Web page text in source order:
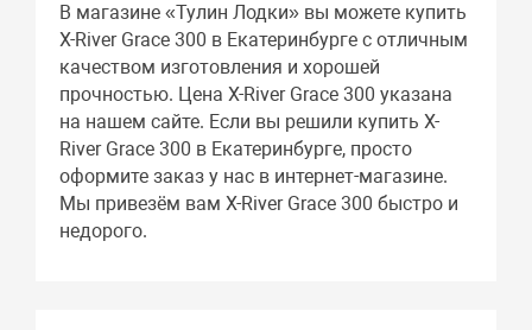
В магазине «Тулин Лодки» вы можете купить
X-River Grace 300 в Екатеринбурге с отличным
качеством изготовления и хорошей
прочностью. Цена X-River Grace 300 указана
на нашем сайте. Если вы решили купить X-
River Grace 300 в Екатеринбурге, просто
оформите заказ у нас в интернет-магазине.
Мы привезём вам X-River Grace 300 быстро и
недорого.